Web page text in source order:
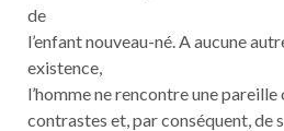
de
l’enfant nouveau-né. A aucune
existence,
l’homme ne rencontre une
contrastes et, par conséquent, de